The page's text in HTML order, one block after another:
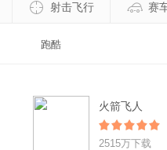
射击飞行 赛
跑酷
火箭飞人
2515万下载